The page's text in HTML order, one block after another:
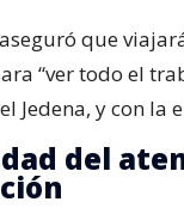
que
“ver todo el
Jedena, y con la
del